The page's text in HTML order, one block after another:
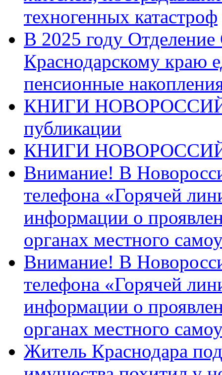
техногенных катастроф
В 2025 году
Краснодарскому краю
пенсионные
КНИГИ
публикации
КНИГИ
Внимание! В
телефона «Горячей
информации о
органах местного
Внимание! В
телефона «Горячей
информации о
органах местного
Житель Краснодара